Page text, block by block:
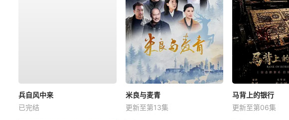
兵自风中来
已完结
米良与麦青
更新至第13集
马背上的银行
更新至第06集